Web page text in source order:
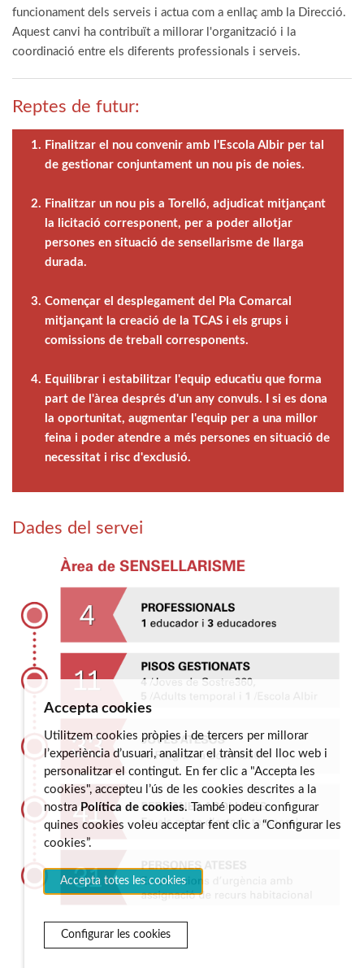
funcionament dels serveis i actua com a enllaç amb la Direcció.
Aquest canvi ha contribuït a millorar l'organització i la
coordinació entre els diferents professionals i serveis.
Reptes de futur:
Finalitzar el nou convenir amb l'Escola Albir per tal
de gestionar conjuntament un nou pis de noies.
Finalitzar un nou pis a Torelló, adjudicat mitjançant
la licitació corresponent, per a poder allotjar
persones en situació de sensellarisme de llarga
durada.
Començar el desplegament del Pla Comarcal
mitjançant la creació de la TCAS i els grups i
comissions de treball corresponents.
Equilibrar i estabilitzar l'equip educatiu que forma
part de l'àrea després d'un any convuls. I si es dona
la oportunitat, augmentar l'equip per a una millor
feina i poder atendre a més persones en situació de
necessitat i risc d'exclusió.
Dades del servei
Accepta cookies
Utilitzem cookies pròpies i de tercers per millorar
l’experiència d’usuari, analitzar el trànsit del lloc web i
personalitzar el contingut. En fer clic a "Accepta les
cookies", accepteu l’ús de les cookies descrites a la
nostra Política de cookies. També podeu configurar
quines cookies voleu acceptar fent clic a “Configurar les
cookies”.
Accepta totes les cookies
Configurar les cookies